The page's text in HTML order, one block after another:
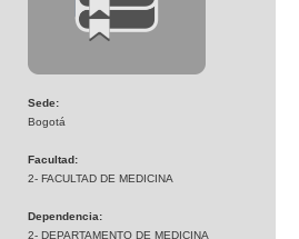
Sede:
Bogotá
Facultad:
2- FACULTAD DE MEDICINA
Dependencia:
2- DEPARTAMENTO DE MEDICINA